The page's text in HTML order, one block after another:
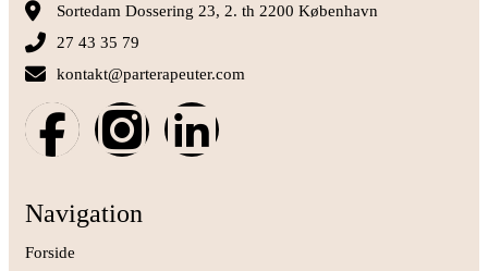
Sortedam Dossering 23, 2. th 2200 København
27 43 35 79
kontakt@parterapeuter.com
Navigation
Forside